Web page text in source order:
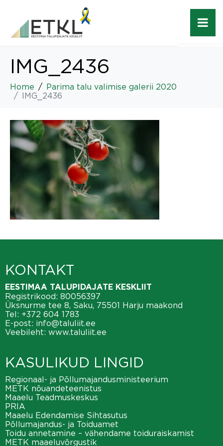
IMG_2436
Home
Parima talu valimise galerii 2020
IMG_2436
KONTAKT
EESTIMAA TALUPIDAJATE KESKLIIT
Registrikood: 80056397
Üksnurme tee 8, Saku, 75501 Harju maakond
Tel: +372 604 1783
E-post: info@taluliit.ee
Veebileht: www.taluliit.ee
KASULIKUD LINGID
Regionaal- ja Põllumajandusministeerium
METK nõuandeteenistus
Maaelu Teadmuskeskus
PRIA
Maaelu Edendamise Sihtasutus
Põllumajandus- ja Toiduamet
Toidu annetamine – vähendame toiduraiskamist
METK maaeluvõrgustik